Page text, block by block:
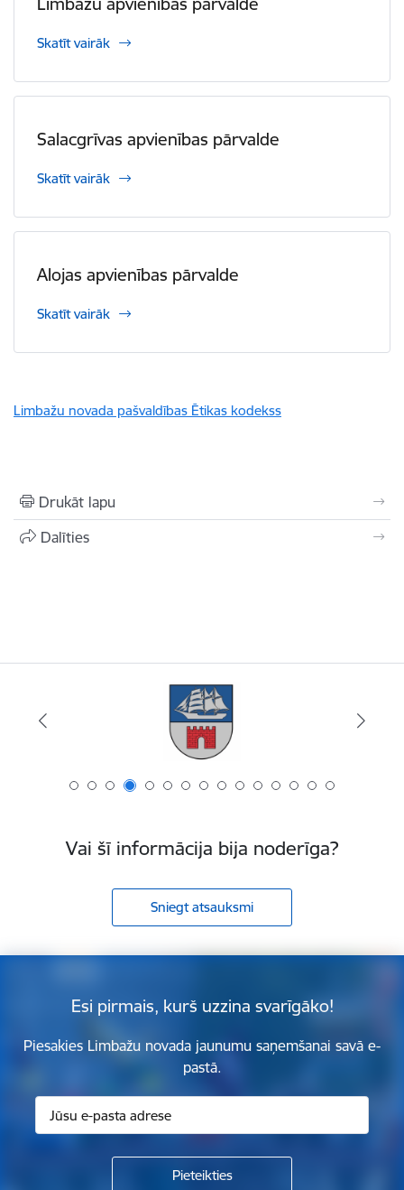
Skatīt vairāk
Salacgrīvas apvienības pārvalde
Skatīt vairāk
Alojas apvienības pārvalde
Skatīt vairāk
Limbažu novada pašvaldības Ētikas kodekss
Drukāt lapu
Dalīties
Vai šī informācija bija noderīga?
Sniegt atsauksmi
Esi pirmais, kurš uzzina svarīgāko!
Piesakies Limbažu novada jaunumu saņemšanai savā e-
pastā.